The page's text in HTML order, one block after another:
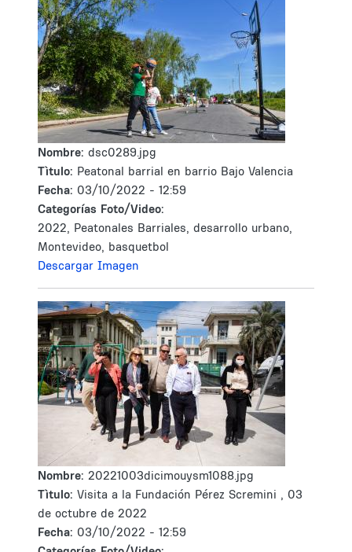
Nombre: dsc0289.jpg
Tìtulo: Peatonal barrial en barrio Bajo Valencia
Fecha: 03/10/2022 - 12:59
Categorías Foto/Video:
2022, Peatonales Barriales, desarrollo urbano,
Montevideo, basquetbol
Descargar Imagen
Nombre: 20221003dicimouysm1088.jpg
Tìtulo: Visita a la Fundación Pérez Scremini , 03
de octubre de 2022
Fecha: 03/10/2022 - 12:59